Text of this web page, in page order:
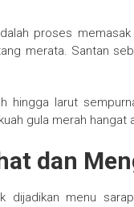
proses
merata. Santan
hingga larut
gula merah hangat
dan
menu